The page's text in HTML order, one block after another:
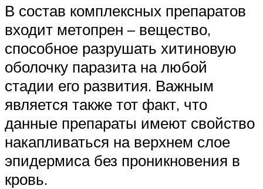
В состав комплексных препаратов
входит метопрен – вещество,
способное разрушать хитиновую
оболочку паразита на любой
стадии его развития. Важным
является также тот факт, что
данные препараты имеют свойство
накапливаться на верхнем слое
эпидермиса без проникновения в
кровь.